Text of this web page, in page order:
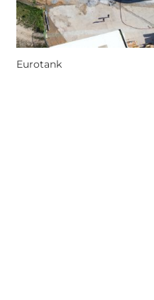
Eurotank